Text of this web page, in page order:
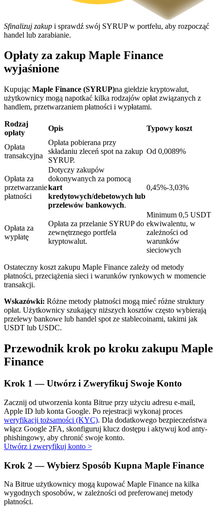
Blokady BTR
Ekskluzywne inwestycje dla posiadaczy BTR
Pożyczki
Usługa pożyczek wspieranych kryptowalutami
Automatyczna inwestycja
Zdobądź długoterminowy zysk i elastyczne zainteresowania
Naucz się stakingu
Dowiedz się, jak uzyskać dochód pasywny
Bitrue
AI
Sfinalizuj zakup i sprawdź swój SYRUP w portfelu, aby rozpocząć
handel lub zarabianie.
Opłaty za zakup Maple Finance
wyjaśnione
Kupując Maple Finance (SYRUP)na giełdzie kryptowalut,
użytkownicy mogą napotkać kilka rodzajów opłat związanych z
handlem, przetwarzaniem płatności i wypłatami.
Rodzaj
opłaty
Opis Typowy koszt
Opłata
transakcyjna
Opłata pobierana przy
składaniu zleceń spot na zakup
SYRUP.
Od 0,0089%
Opłata za
przetwarzanie
płatności
Dotyczy zakupów
dokonywanych za pomocą
kart
kredytowych/debetowych lub
przelewów bankowych.
0,45%-3,03%
Opłata za
wypłatę
Opłata za przelanie SYRUP do
zewnętrznego portfela
kryptowalut.
Minimum 0,5 USDT
ekwiwalentu, w
zależności od
warunków
sieciowych
Ostateczny koszt zakupu Maple Finance zależy od metody
płatności, przeciążenia sieci i warunków rynkowych w momencie
transakcji.
Wskazówki: Różne metody płatności mogą mieć różne struktury
opłat. Użytkownicy szukający niższych kosztów często wybierają
przelewy bankowe lub handel spot ze stablecoinami, takimi jak
USDT lub USDC.
Przewodnik krok po kroku zakupu Maple
Finance
Krok 1 —Utwórz i Zweryfikuj Swoje Konto
Zacznij od utworzenia konta Bitrue przy użyciu adresu e-mail,
Apple ID lub konta Google. Po rejestracji wykonaj proces
weryfikacji tożsamości (KYC). Dla dodatkowego bezpieczeństwa
włącz Google 2FA, skonfiguruj klucz dostępu i aktywuj kod anty-
phishingowy, aby chronić swoje konto.
Utwórz i zweryfikuj konto >
Krok 2 — Wybierz Sposób Kupna Maple Finance
Na Bitrue użytkownicy mogą kupować Maple Finance na kilka
wygodnych sposobów, w zależności od preferowanej metody
płatności.